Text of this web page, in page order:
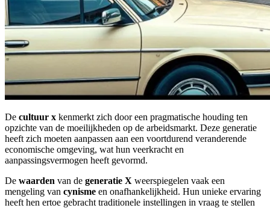
De cultuur x kenmerkt zich door een pragmatische houding ten
opzichte van de moeilijkheden op de arbeidsmarkt. Deze generatie
heeft zich moeten aanpassen aan een voortdurend veranderende
economische omgeving, wat hun veerkracht en
aanpassingsvermogen heeft gevormd.
De waarden van de generatie X weerspiegelen vaak een
mengeling van cynisme en onafhankelijkheid. Hun unieke ervaring
heeft hen ertoe gebracht traditionele instellingen in vraag te stellen